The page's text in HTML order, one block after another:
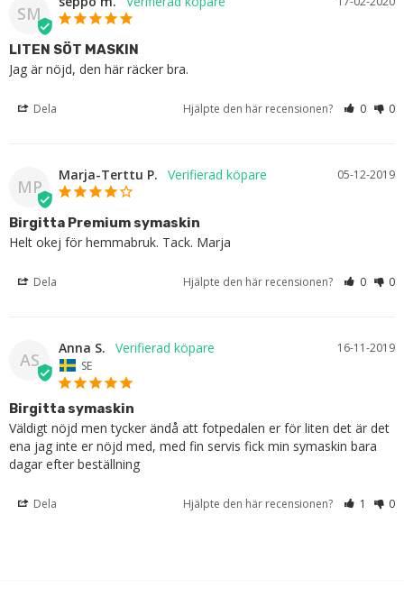
SM
LITEN SÖT MASKIN
Jag är nöjd, den här räcker bra.
Dela Hjälpte den här recensionen? 0 0
MP
05-12-2019
Marja-Terttu P.
Birgitta Premium symaskin
Helt okej för hemmabruk. Tack. Marja
Dela Hjälpte den här recensionen? 0 0
AS
16-11-2019
Anna S.
SE
Birgitta symaskin
Väldigt nöjd men tycker ändå att fotpedalen er för liten det är det
ena jag inte er nöjd med, med fin servis fick min symaskin bara
dagar efter beställning
Dela Hjälpte den här recensionen? 1 0